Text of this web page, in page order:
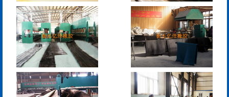
空心板内模 桥梁空心板气囊